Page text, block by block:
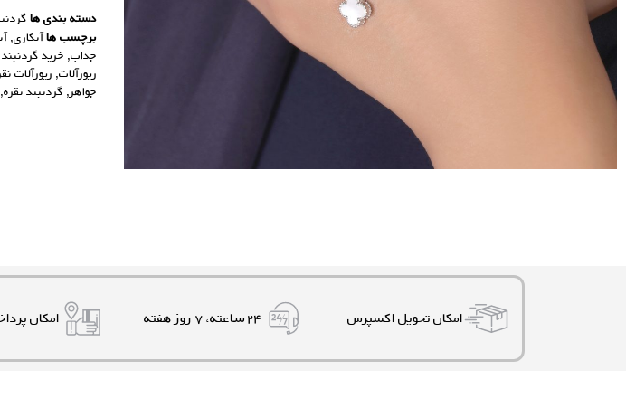
دسته بندی ها
برچسب هاآبکاری,
جذاب, خرید
زیورآلات, زیورآلات
جواهر, گردنبند نقره,
امکان تحویل اکسپرس ۲۴ ساعته، ۷ روز هفته امکان